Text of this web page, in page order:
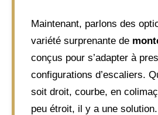
Maintenant, parlons des
variété surprenante de
conçus pour s’adapter à
configurations d’escaliers.
soit droit, courbe, en
peu étroit, il y a une